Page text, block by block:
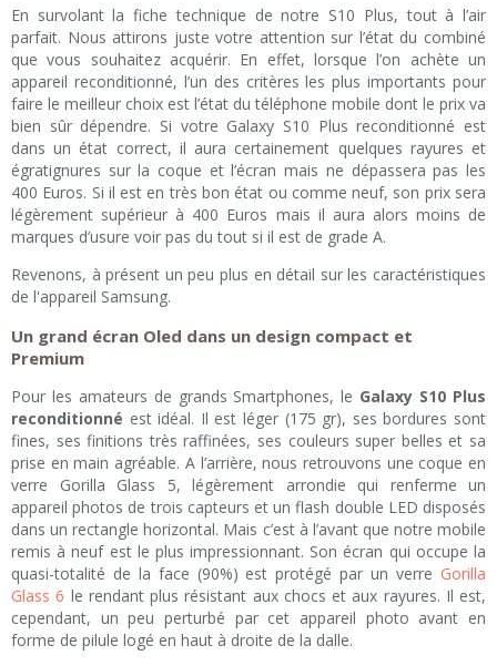
En survolant la fiche technique de notre S10 Plus, tout à l’air
parfait. Nous attirons juste votre attention sur l’état du combiné
que vous souhaitez acquérir. En effet, lorsque l’on achète un
appareil reconditionné, l’un des critères les plus importants pour
faire le meilleur choix est l’état du téléphone mobile dont le prix va
bien sûr dépendre. Si votre Galaxy S10 Plus reconditionné est
dans un état correct, il aura certainement quelques rayures et
égratignures sur la coque et l’écran mais ne dépassera pas les
400 Euros. Si il est en très bon état ou comme neuf, son prix sera
légèrement supérieur à 400 Euros mais il aura alors moins de
marques d’usure voir pas du tout si il est de grade A.
Revenons, à présent un peu plus en détail sur les caractéristiques
de l'appareil Samsung.
Un grand écran Oled dans un design compact et
Premium
Pour les amateurs de grands Smartphones, le Galaxy S10 Plus
reconditionné est idéal. Il est léger (175 gr), ses bordures sont
fines, ses finitions très raffinées, ses couleurs super belles et sa
prise en main agréable. A l’arrière, nous retrouvons une coque en
verre Gorilla Glass 5, légèrement arrondie qui renferme un
appareil photos de trois capteurs et un flash double LED disposés
dans un rectangle horizontal. Mais c’est à l’avant que notre mobile
remis à neuf est le plus impressionnant. Son écran qui occupe la
quasi-totalité de la face (90%) est protégé par un verre Gorilla
Glass 6 le rendant plus résistant aux chocs et aux rayures. Il est,
cependant, un peu perturbé par cet appareil photo avant en
forme de pilule logé en haut à droite de la dalle.